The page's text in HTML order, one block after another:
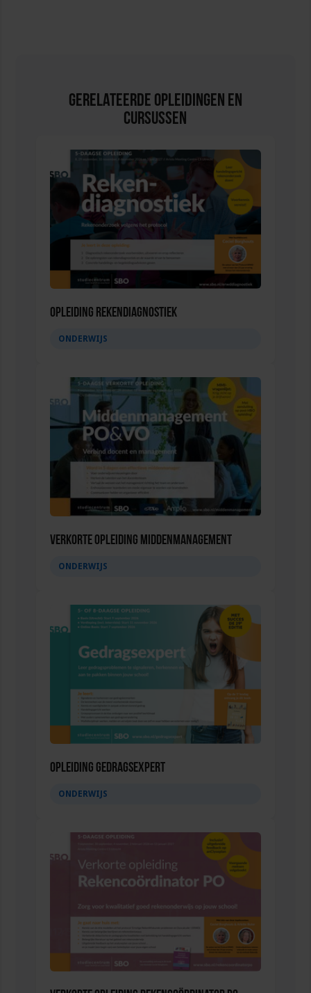
Gerelateerde Opleidingen en
Cursussen
Opleiding Rekendiagnostiek
ONDERWIJS
Verkorte opleiding Middenmanagement
ONDERWIJS
Opleiding Gedragsexpert
ONDERWIJS